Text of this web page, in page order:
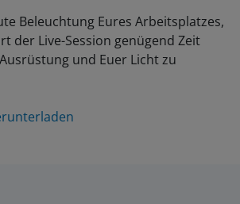
Beleuchtung Eures Arbeitsplatzes,
der Live-Session genügend Zeit
und Euer Licht zu